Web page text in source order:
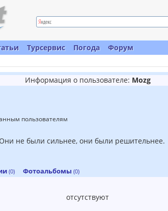
Турсервис Погода Форум
Информация о пользователе: Mozg
пользователям
не были сильнее, они были решительнее.
(0) Фотоальбомы (0)
отсутствуют